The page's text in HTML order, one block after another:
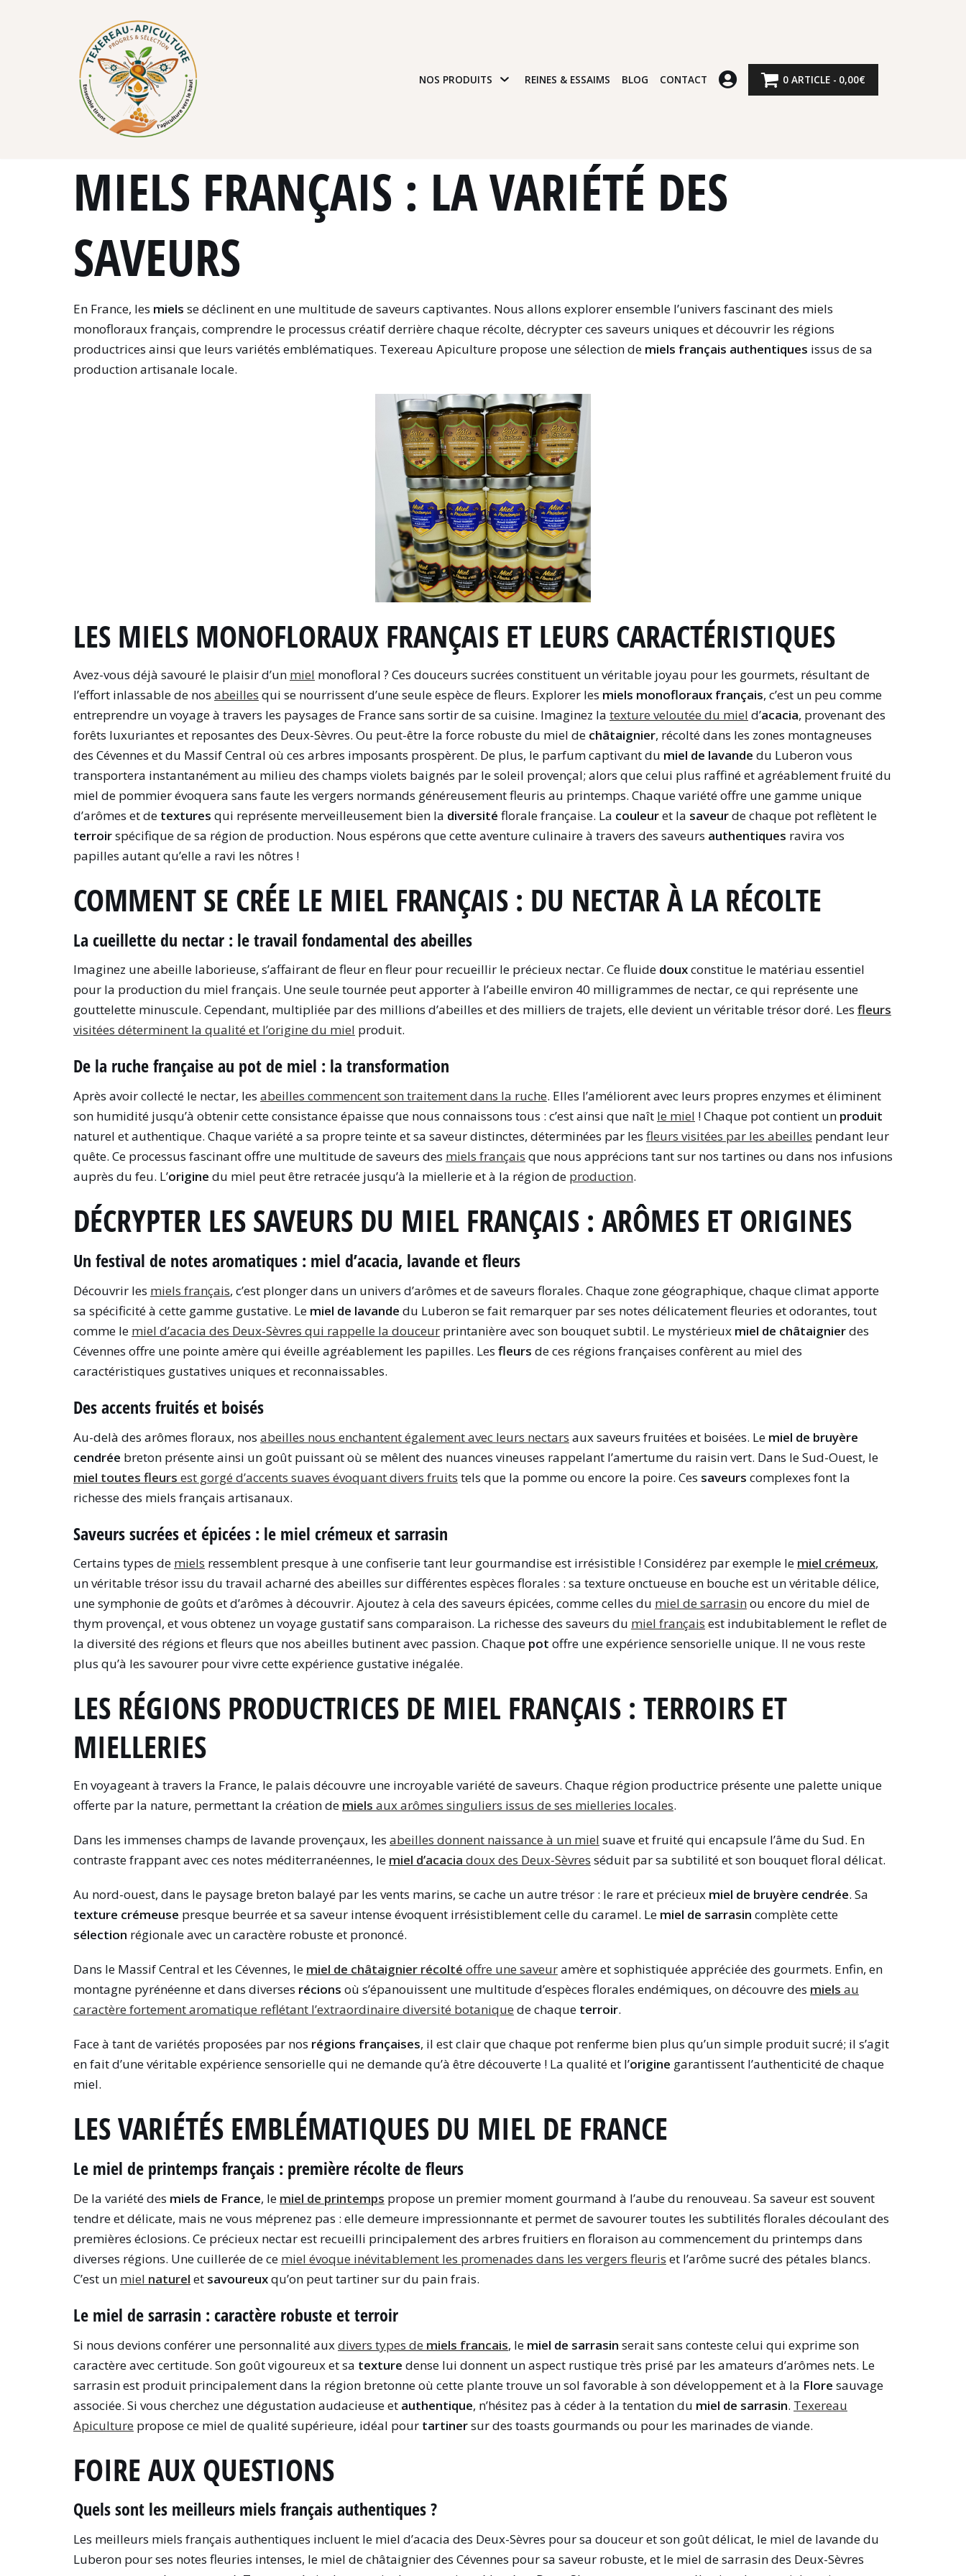
NOS PRODUITS REINES & ESSAIMS BLOG CONTACT 0 ARTICLE 0,00€
MIELS FRANÇAIS : LA VARIÉTÉ DES
SAVEURS
En France, les miels se déclinent en une multitude de saveurs captivantes. Nous allons explorer ensemble l’univers fascinant des miels
monofloraux français, comprendre le processus créatif derrière chaque récolte, décrypter ces saveurs uniques et découvrir les régions
productrices ainsi que leurs variétés emblématiques. Texereau Apiculture propose une sélection de miels français authentiques issus de sa
production artisanale locale.
LES MIELS MONOFLORAUX FRANÇAIS ET LEURS CARACTÉRISTIQUES
Avez-vous déjà savouré le plaisir d’un miel monofloral ? Ces douceurs sucrées constituent un véritable joyau pour les gourmets, résultant de
l’effort inlassable de nos abeilles qui se nourrissent d’une seule espèce de fleurs. Explorer les miels monofloraux français, c’est un peu comme
entreprendre un voyage à travers les paysages de France sans sortir de sa cuisine. Imaginez la texture veloutée du miel d’acacia, provenant des
forêts luxuriantes et reposantes des Deux-Sèvres. Ou peut-être la force robuste du miel de châtaignier, récolté dans les zones montagneuses
des Cévennes et du Massif Central où ces arbres imposants prospèrent. De plus, le parfum captivant du miel de lavande du Luberon vous
transportera instantanément au milieu des champs violets baignés par le soleil provençal; alors que celui plus raffiné et agréablement fruité du
miel de pommier évoquera sans faute les vergers normands généreusement fleuris au printemps. Chaque variété offre une gamme unique
d’arômes et de textures qui représente merveilleusement bien la diversité florale française. La couleuret la saveurde chaque pot reflètent le
terroirspécifique de sa région de production. Nous espérons que cette aventure culinaire à travers des saveurs authentiques ravira vos
papilles autant qu’elle a ravi les nôtres !
COMMENT SE CRÉE LE MIEL FRANÇAIS : DU NECTAR À LA RÉCOLTE
La cueillette du nectar : le travail fondamental des abeilles
Imaginez une abeille laborieuse, s’affairant de fleur en fleur pour recueillir le précieux nectar. Ce fluide douxconstitue le matériau essentiel
pour la production du miel français. Une seule tournée peut apporter à l’abeille environ 40 milligrammes de nectar, ce qui représente une
gouttelette minuscule. Cependant, multipliée par des millions d’abeilles et des milliers de trajets, elle devient un véritable trésor doré. Les fleurs
visitées déterminent la qualité et l’origine du miel produit.
De la ruche française au pot de miel : la transformation
Après avoir collecté le nectar, les abeilles commencent son traitement dans la ruche. Elles l’améliorent avec leurs propres enzymes et éliminent
son humidité jusqu’à obtenir cette consistance épaisse que nous connaissons tous : c’est ainsi que naît le miel ! Chaque pot contient un produit
naturel et authentique. Chaque variété a sa propre teinte et sa saveur distinctes, déterminées par les fleurs visitées par les abeilles pendant leur
quête. Ce processus fascinant offre une multitude de saveurs des miels français que nous apprécions tant sur nos tartines ou dans nos infusions
auprès du feu. L’origine du miel peut être retracée jusqu’à la miellerie et à la région de production.
DÉCRYPTER LES SAVEURS DU MIEL FRANÇAIS : ARÔMES ET ORIGINES
Un festival de notes aromatiques : miel d’acacia, lavande et fleurs
Découvrir les miels français, c’est plonger dans un univers d’arômes et de saveurs florales. Chaque zone géographique, chaque climat apporte
sa spécificité à cette gamme gustative. Le miel de lavande du Luberon se fait remarquer par ses notes délicatement fleuries et odorantes, tout
comme le miel d’acacia des Deux-Sèvres qui rappelle la douceur printanière avec son bouquet subtil. Le mystérieux miel de châtaignierdes
Cévennes offre une pointe amère qui éveille agréablement les papilles. Les fleurs de ces régions françaises confèrent au miel des
caractéristiques gustatives uniques et reconnaissables.
Des accents fruités et boisés
Au-delà des arômes floraux, nos abeilles nous enchantent également avec leurs nectars aux saveurs fruitées et boisées. Le miel de bruyère
cendrée breton présente ainsi un goût puissant où se mêlent des nuances vineuses rappelant l’amertume du raisin vert. Dans le Sud-Ouest, le
miel toutes fleurs est gorgé d’accents suaves évoquant divers fruits tels que la pomme ou encore la poire. Ces saveurs complexes font la
richesse des miels français artisanaux.
Saveurs sucrées et épicées : le miel crémeux et sarrasin
Certains types de miels ressemblent presque à une confiserie tant leur gourmandise est irrésistible ! Considérez par exemple le miel crémeux,
un véritable trésor issu du travail acharné des abeilles sur différentes espèces florales : sa texture onctueuse en bouche est un véritable délice,
une symphonie de goûts et d’arômes à découvrir. Ajoutez à cela des saveurs épicées, comme celles du miel de sarrasinou encore du miel de
thym provençal, et vous obtenez un voyage gustatif sans comparaison. La richesse des saveurs du miel français est indubitablement le reflet de
la diversité des régions et fleurs que nos abeilles butinent avec passion. Chaque pot offre une expérience sensorielle unique. Il ne vous reste
plus qu’à les savourer pour vivre cette expérience gustative inégalée.
LES RÉGIONS PRODUCTRICES DE MIEL FRANÇAIS : TERROIRS ET
MIELLERIES
En voyageant à travers la France, le palais découvre une incroyable variété de saveurs. Chaque région productrice présente une palette unique
offerte par la nature, permettant la création de miels aux arômes singuliers issus de ses mielleries locales.
Dans les immenses champs de lavande provençaux, les abeilles donnent naissance à un miel suave et fruité qui encapsule l’âme du Sud. En
contraste frappant avec ces notes méditerranéennes, le miel d’acacia doux des Deux-Sèvres séduit par sa subtilité et son bouquet floral délicat.
Au nord-ouest, dans le paysage breton balayé par les vents marins, se cache un autre trésor : le rare et précieux miel de bruyère cendrée. Sa
texture crémeuse presque beurrée et sa saveur intense évoquent irrésistiblement celle du caramel. Le miel de sarrasin complète cette
sélection régionale avec un caractère robuste et prononcé.
Dans le Massif Central et les Cévennes, le miel de châtaignier récolté offre une saveuramère et sophistiquée appréciée des gourmets. Enfin, en
montagne pyrénéenne et dans diverses récions où s’épanouissent une multitude d’espèces florales endémiques, on découvre des miels au
caractère fortement aromatique reflétant l’extraordinaire diversité botanique de chaque terroir.
Face à tant de variétés proposées par nos régions françaises, il est clair que chaque pot renferme bien plus qu’un simple produit sucré; il s’agit
en fait d’une véritable expérience sensorielle qui ne demande qu’à être découverte ! La qualité et l’origine garantissent l’authenticité de chaque
miel.
LES VARIÉTÉS EMBLÉMATIQUES DU MIEL DE FRANCE
Le miel de printemps français : première récolte de fleurs
De la variété des miels de France, le miel de printemps propose un premier moment gourmand à l’aube du renouveau. Sa saveur est souvent
tendre et délicate, mais ne vous méprenez pas : elle demeure impressionnante et permet de savourer toutes les subtilités florales découlant des
premières éclosions. Ce précieux nectar est recueilli principalement des arbres fruitiers en floraison au commencement du printemps dans
diverses régions. Une cuillerée de ce miel évoque inévitablement les promenades dans les vergers fleuris et l’arôme sucré des pétales blancs.
C’est un miel naturel et savoureuxqu’on peut tartiner sur du pain frais.
Le miel de sarrasin : caractère robuste et terroir
Si nous devions conférer une personnalité auxdivers types de miels francais, le miel de sarrasin serait sans conteste celui qui exprime son
caractère avec certitude. Son goût vigoureux et sa texture dense lui donnent un aspect rustique très prisé par les amateurs d’arômes nets. Le
sarrasin est produit principalement dans la région bretonne où cette plante trouve un sol favorable à son développement et à la Flore sauvage
associée. Si vous cherchez une dégustation audacieuse et authentique, n’hésitez pas à céder à la tentation du miel de sarrasin. Texereau
Apiculture propose ce miel de qualité supérieure, idéal pour tartinersur des toasts gourmands ou pour les marinades de viande.
FOIRE AUX QUESTIONS
Quels sont les meilleurs miels français authentiques ?
Les meilleurs miels français authentiques incluent le miel d’acacia des Deux-Sèvres pour sa douceur et son goût délicat, le miel de lavande du
Luberon pour ses notes fleuries intenses, le miel de châtaignier des Cévennes pour sa saveur robuste, et le miel de sarrasin des Deux-Sèvres